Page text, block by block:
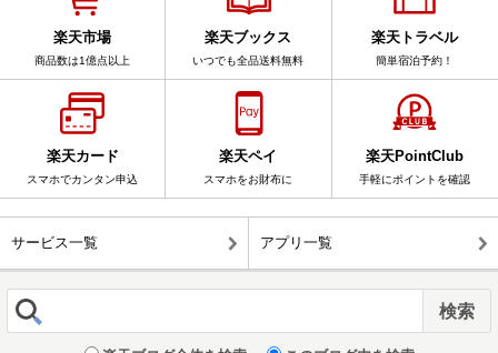
楽天市場
商品数は1億点以上
楽天ブックス
いつでも全品送料無料
楽天トラベル
簡単宿泊予約！
楽天カード
スマホでカンタン申込
楽天ペイ
スマホをお財布に
楽天PointClub
手軽にポイントを確認
サービス一覧 アプリ一覧